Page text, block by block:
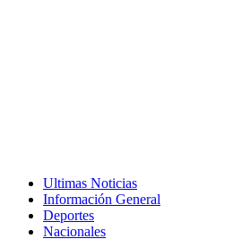
Ultimas Noticias
Información General
Deportes
Nacionales